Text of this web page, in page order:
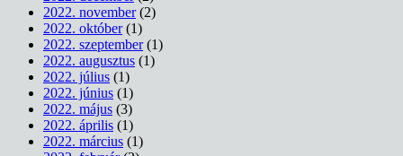
2022. november(2)
2022. október(1)
2022. szeptember(1)
2022. augusztus (1)
2022. július (1)
2022. június (1)
2022. május (3)
2022. április (1)
2022. március (1)